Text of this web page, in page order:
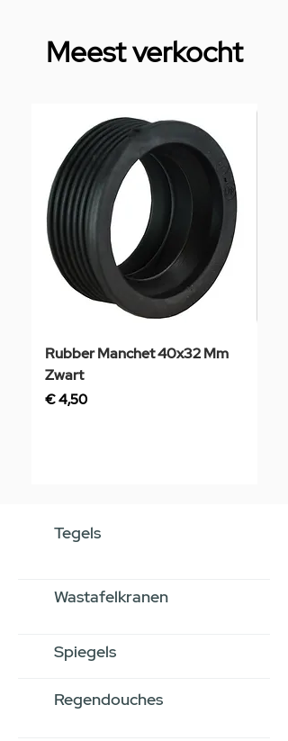
Meest verkocht
Rubber Manchet 40x32 Mm
Zwart
Prijs
€ 4,50
Tegels
Wastafelkranen
Spiegels
Regendouches